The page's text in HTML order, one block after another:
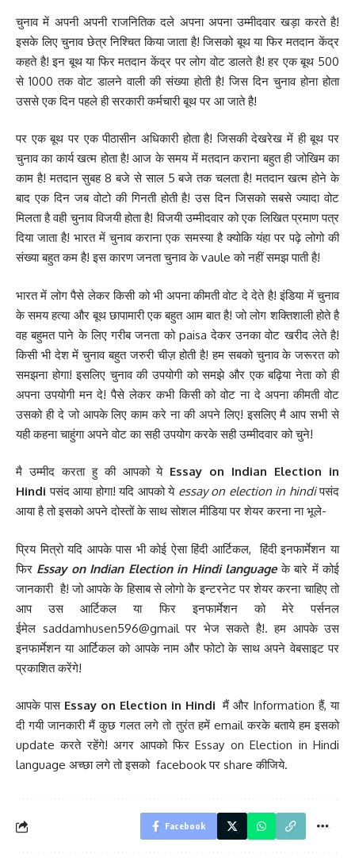
चुनाव में अपनी अपनी राजनितिक दले अपना अपना उम्मीदवार खड़ा करते है!
इसके लिए चुनाव छेत्र निश्चित किया जाता है! जिसको बूथ या फिर मतदान केंद्र
कहते है! इन बूथ या फिर मतदान केंद्र पर लोग वोट डालते है! हर एक बूथ 500
से 1000 तक वोट डालने वाली की संख्या होती है! जिस दिन चुनाव होना होता
उससे एक दिन पहले ही सरकारी कर्मचारी बूथ पर आ जाते है!
पर एक बूथ पर एक पीठासीन अधिकारी होता है! जिसकी देखरेख में ही बूथ पर
चुनाव का कार्य खत्म होता है! आज के समय में मतदान कराना बहुत ही जोखिम का
काम है! मतदान सुबह 8 बजे से साल 5 बजे तक चलता है! मतदान खत्म होने के
बाद एक दिन जब वोटो की गिनती होती है! उस दिन जिसको सबसे ज्यादा वोट
मिलता है वही चुनाव विजयी होता है! विजयी उम्मीदवार को एक लिखित प्रमाण पत्र
दिया जाता है! भारत में चुनाव कराना एक समस्या है क्योकि यंहा पर पढ़े लोगो की
संख्या बहुत कम है! इस कारण जनता चुनाव के vaule को नहीं समझ पाती है!
भारत में लोग पैसे लेकर किसी को भी अपना कीमती वोट दे देते है! इंडिया में चुनाव
के समय हत्या और बूथ छापामारी एक बहुत आम बात है! जो लोग शक्तिशाली होते है
वह बहुमत पाने के लिए गरीब जनता को paisa देकर उनका वोट खरीद लेते है!
किसी भी देश में चुनाव बहुत जरुरी चीज़ होती है! हम सबको चुनाव के जरूरत को
समझना होगा! इसलिए चुनाव की उपयोगी को समझे और एक बढ़िया नेता को ही
अपना उपयोगी मन दे! पैसे लेकर कभी किसी को वोट ना दे अपना कीमती वोट
उसको ही दे जो आपके लिए काम करे ना की अपने लिए! इसलिए मै आप सभी से
यही कहना चाहुंगा अपने वोट का सही उपयोग करके सही उम्मीदवार को चुने!
मै उम्मीद करता हु की आपको ये Essay on Indian Election in
Hindi पसंद आया होगा! यदि आपको ये essay on election in hindiपसंद
आया है तो इसको अपने दोस्तों के साथ सोशल मीडिया पर शेयर करना ना भूले-
प्रिय मित्रो यदि आपके पास भी कोई ऐसा हिंदी आर्टिकल, हिंदी इनफार्मेशन या
फिर Essay on Indian Election in Hindi languageके बारे में कोई
जानकारी है! जो आपके के हिसाब से लोगो के इन्टरनेट पर शेयर करना चाहिए तो
आप उस आर्टिकल या फिर इनफार्मेशन को मेरे पर्सनल
ईमेल saddamhusen596@gmail पर भेज सकते है!. हम आपके उस
इनफार्मेशन या आर्टिकल को आपके नाम और फोटो के साथ अपने वेबसाइट पर
प्रकाशित करेंगे!
आपके पासEssay on Election in Hindi मैं और Information हैं, या
दी गयी जानकारी मैं कुछ गलत लगे तो तुरंत हमें email करके बताये हम इसको
update करते रहेंगे! अगर आपको फिर Essay on Election in Hindi
language अच्छा लगे तो इसको facebook पर share कीजिये.
Facebook